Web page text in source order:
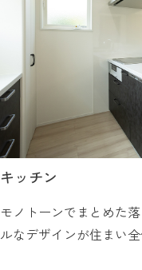
キッチン
モノトーンでまとめた
ルなデザインが住まい